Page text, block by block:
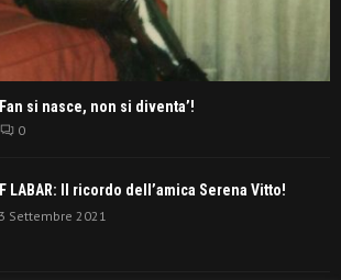
si nasce, non si diventa’!
0
LABAR: Il ricordo dell’amica Serena Vitto!
Settembre 2021